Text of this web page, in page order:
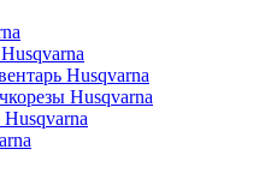
Husqvarna
Husqvarna